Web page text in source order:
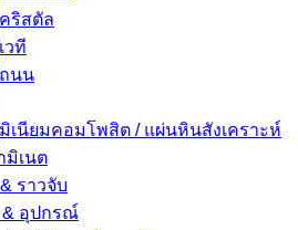
ริสตัล
วที
นน
เนียมคอมโพสิต / แผ่นหินสังเคราะห์
มิเนต
ราวจับ
& อุปกรณ์